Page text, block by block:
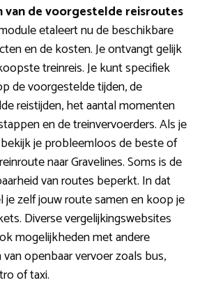
van de voorgestelde reisroutes
etaleert nu de beschikbare
en de kosten. Je ontvangt gelijk
treinreis. Je kunt specifiek
de voorgestelde tijden, de
reistijden, het aantal momenten
en de treinvervoerders. Als je
je probleemloos de beste of
naar Gravelines. Soms is de
van routes beperkt. In dat
je zelf jouw route samen en koop je
Diverse vergelijkingswebsites
mogelijkheden met andere
van openbaar vervoer zoals bus,
of taxi.